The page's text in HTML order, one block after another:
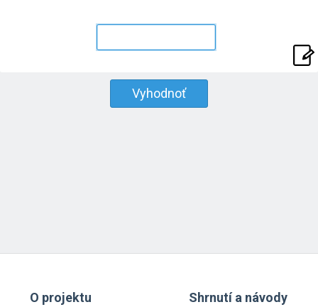
Vyhodnoť
O projektu Shrnutí a návody